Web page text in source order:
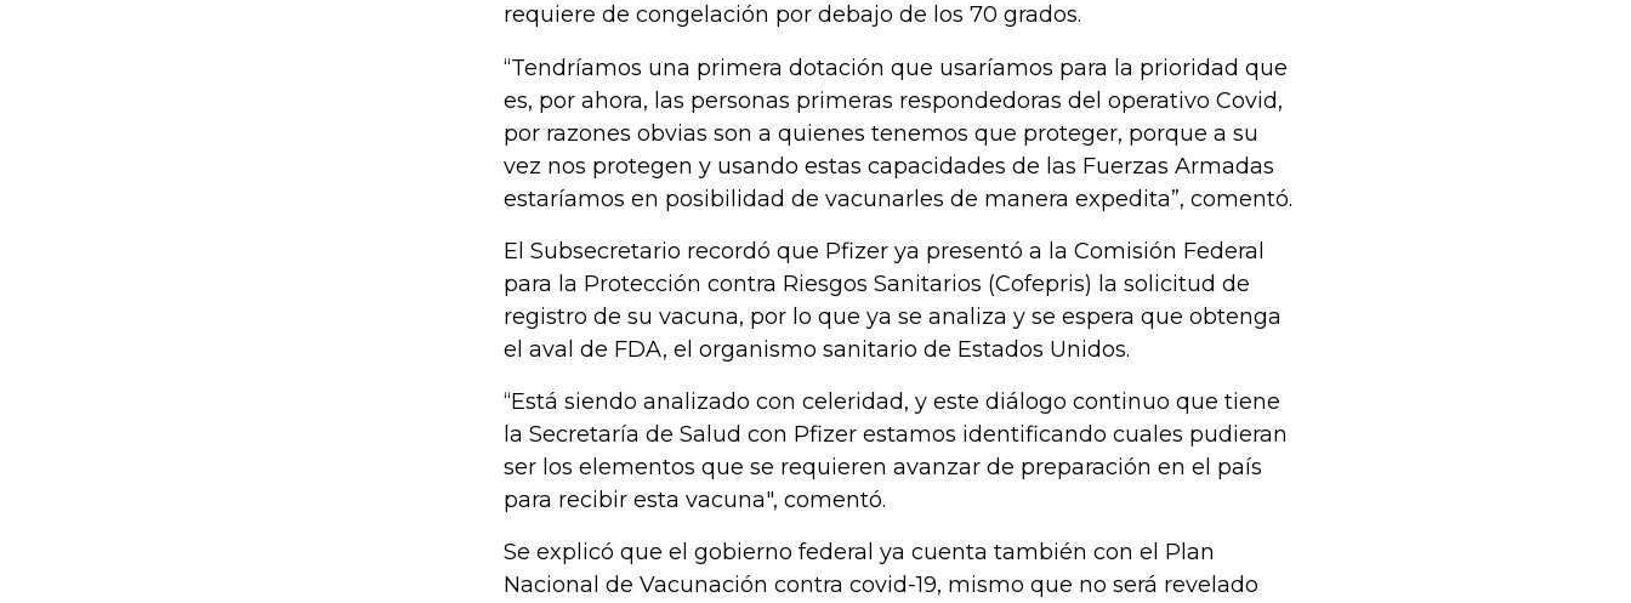
requiere de congelación por debajo de los 70 grados.
“Tendríamos una primera dotación que usaríamos para la prioridad que
es, por ahora, las personas primeras respondedoras del operativo Covid,
por razones obvias son a quienes tenemos que proteger, porque a su
vez nos protegen y usando estas capacidades de las Fuerzas Armadas
estaríamos en posibilidad de vacunarles de manera expedita”, comentó.
El Subsecretario recordó que Pfizer ya presentó a la Comisión Federal
para la Protección contra Riesgos Sanitarios (Cofepris) la solicitud de
registro de su vacuna, por lo que ya se analiza y se espera que obtenga
el aval de FDA, el organismo sanitario de Estados Unidos.
“Está siendo analizado con celeridad, y este diálogo continuo que tiene
la Secretaría de Salud con Pfizer estamos identificando cuales pudieran
ser los elementos que se requieren avanzar de preparación en el país
para recibir esta vacuna", comentó.
Se explicó que el gobierno federal ya cuenta también con el Plan
Nacional de Vacunación contra covid-19, mismo que no será revelado